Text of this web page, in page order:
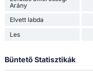
Arány
Elvett labda
Les
Büntető Statisztikák